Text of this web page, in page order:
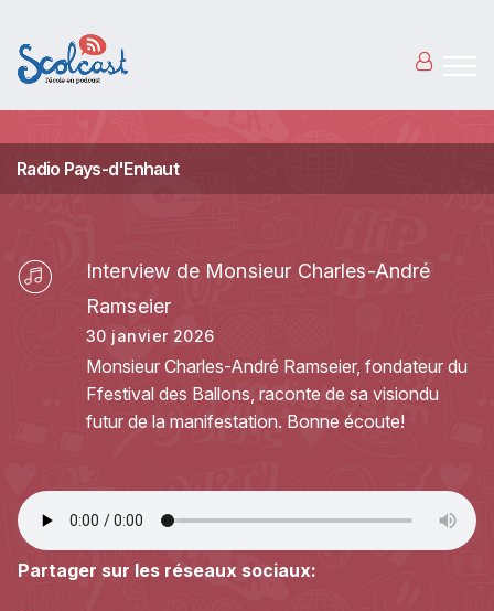
Radio Pays-d'Enhaut
Interview de Monsieur Charles-André
Ramseier
30 janvier 2026
Monsieur Charles-André Ramseier, fondateur du
Ffestival des Ballons, raconte de sa visiondu
futur de la manifestation. Bonne écoute!
Partager sur les réseaux sociaux: